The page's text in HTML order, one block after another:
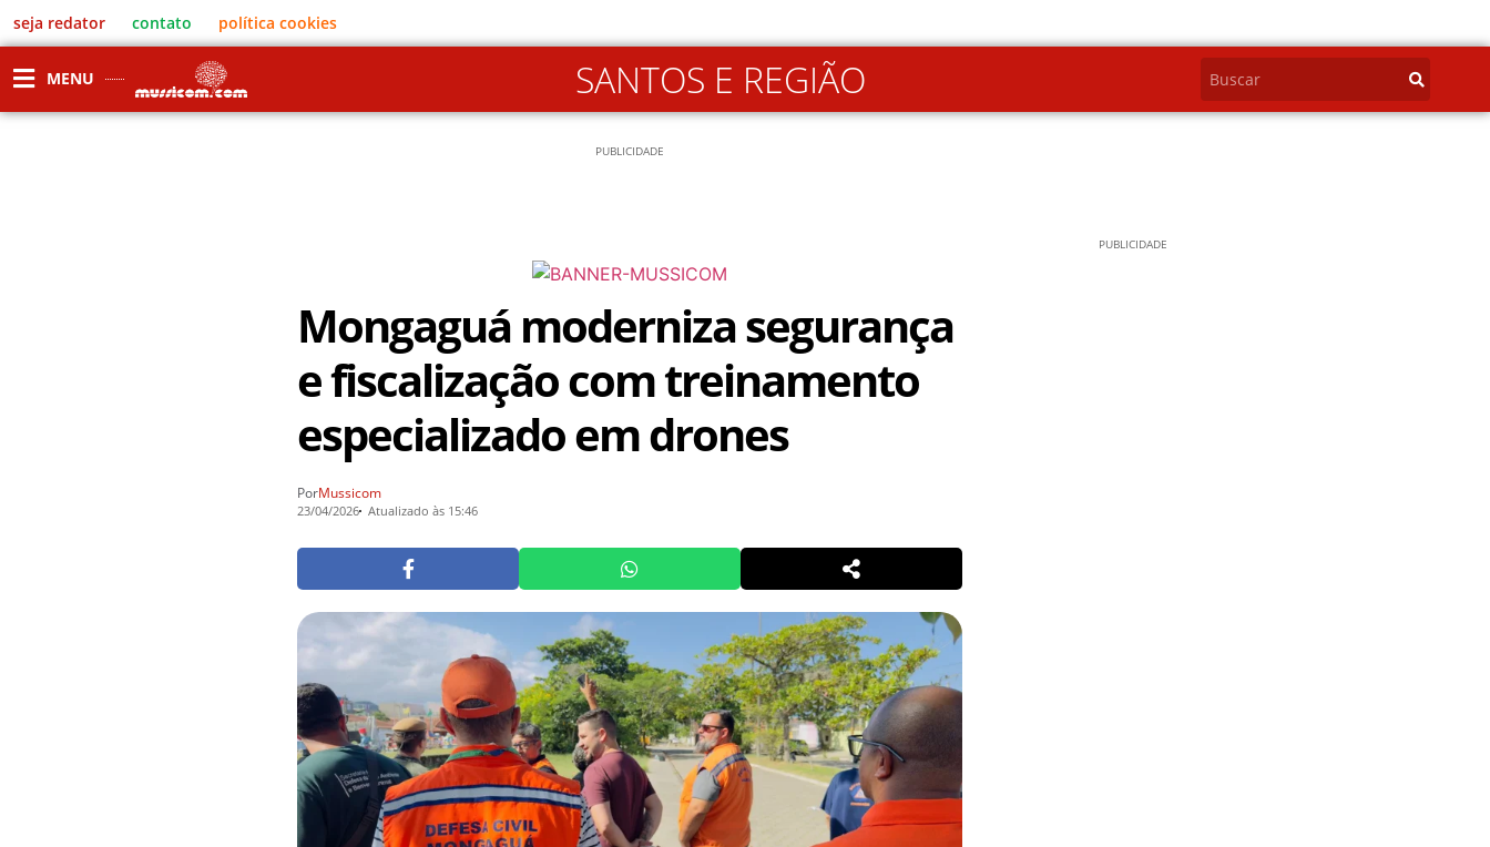
seja redator contato política cookies
MENU SANTOS E REGIÃO
PUBLICIDADE
Mongaguá moderniza segurança
e fiscalização com treinamento
especializado em drones
PorMussicom
23/04/2026 Atualizado às 15:46
PUBLICIDADE